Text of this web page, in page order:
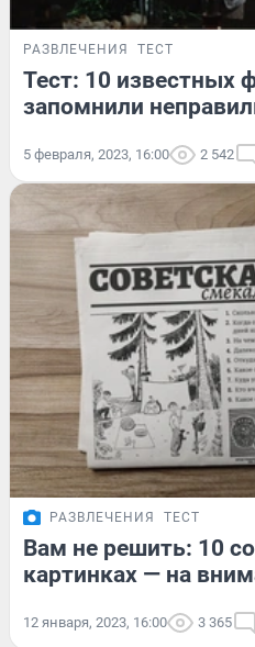
РАЗВЛЕЧЕНИЯ ТЕСТ
Тест: 10 известных
запомнили
5 февраля, 2023, 16:00 2 542
РАЗВЛЕЧЕНИЯ ТЕСТ
Вам не решить: 10
картинках — на
12 января, 2023, 16:00 3 365